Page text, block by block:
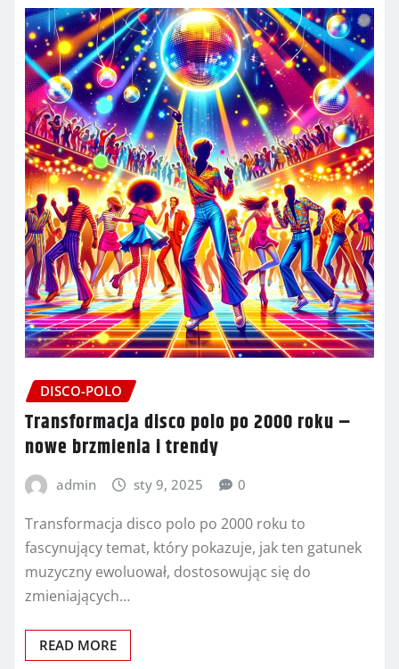
DISCO-POLO
Transformacja disco polo po 2000 roku –
nowe brzmienia i trendy
admin sty 9, 2025 0
Transformacja disco polo po 2000 roku to
fascynujący temat, który pokazuje, jak ten gatunek
muzyczny ewoluował, dostosowując się do
zmieniających…
READ MORE